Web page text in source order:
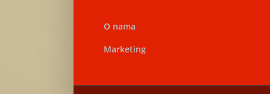
O nama
Marketing